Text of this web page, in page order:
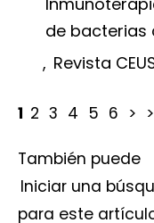
de bacterias
, Revista
1 2 3 4 5 6 >
También puede
Iniciar una
para este